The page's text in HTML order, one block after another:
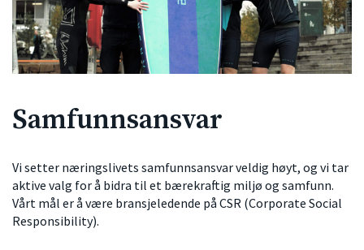
Samfunnsansvar
Vi setter næringslivets samfunnsansvar veldig høyt, og vi tar
aktive valg for å bidra til et bærekraftig miljø og samfunn.
Vårt mål er å være bransjeledende på CSR (Corporate Social
Responsibility).